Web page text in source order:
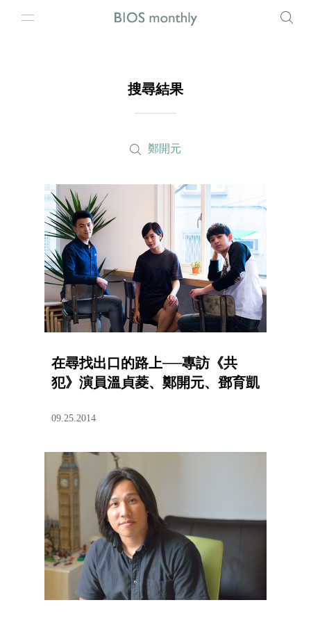
搜尋結果
鄭開元
在尋找出口的路上──專訪《共
犯》演員溫貞菱、鄭開元、鄧育凱
09.25.2014